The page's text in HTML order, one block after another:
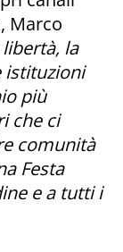
Marco
la
istituzioni
più
che ci
comunità
Festa
e a tutti i